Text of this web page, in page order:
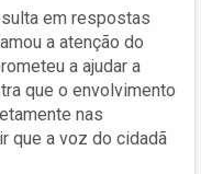
em respostas
a atenção do
a ajudar a
que o envolvimento
nas
que a voz do cidadã